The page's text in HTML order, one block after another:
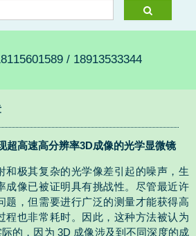
/ 18913533344
超高速高分辨率3D成像的光学显微镜
和极其复杂的光学像差引起的噪声，生
成像已被证明具有挑战性。尽管最近许
题，但需要进行广泛的测量才能获得高
程也非常耗时。因此，这种方法被认为
的，因为 3D 成像涉及到不同深度的成